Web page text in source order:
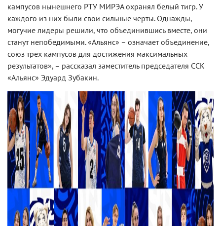
кампусов нынешнего РТУ МИРЭА охранял белый тигр. У
каждого из них были свои сильные черты. Однажды,
могучие лидеры решили, что объединившись вместе, они
станут непобедимыми. «Альянс» – означает объединение,
союз трех кампусов для достижения максимальных
результатов», – рассказал заместитель председателя ССК
«Альянс» Эдуард Зубакин.